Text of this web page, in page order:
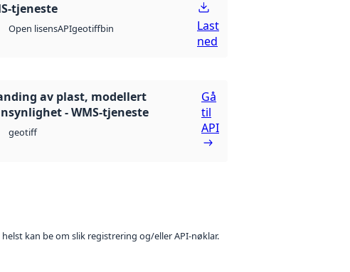
tjeneste
Open lisensAPIgeotiffbin
Last
ned
av plast, modellert
- WMS-tjeneste
geotiff
Gå
til
API
kan be om slik registrering og/eller API-nøklar.